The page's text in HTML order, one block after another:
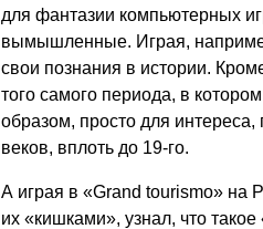
для фантазии компьютерных
вымышленные. Играя,
свои познания в истории.
того самого периода, в
образом, просто для
веков, вплоть до 19-го.
А играя в «Grand tourismo» на
их «кишками», узнал, что